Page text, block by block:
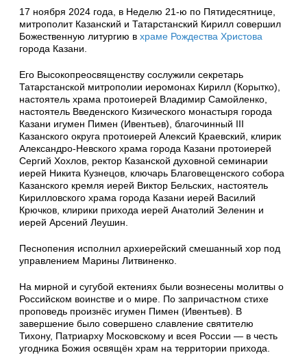
17 ноября 2024 года, в Неделю 21-ю по Пятидесятнице,
митрополит Казанский и Татарстанский Кирилл совершил
Божественную литургию в храме Рождества Христова
города Казани.
Его Высокопреосвященству сослужили секретарь
Татарстанской митрополии иеромонах Кирилл (Корытко),
настоятель храма протоиерей Владимир Самойленко,
настоятель Введенского Кизического монастыря города
Казани игумен Пимен (Ивентьев), благочинный III
Казанского округа протоиерей Алексий Краевский, клирик
Александро-Невского храма города Казани протоиерей
Сергий Хохлов, ректор Казанской духовной семинарии
иерей Никита Кузнецов, ключарь Благовещенского собора
Казанского кремля иерей Виктор Бельских, настоятель
Кирилловского храма города Казани иерей Василий
Крючков, клирики прихода иерей Анатолий Зеленин и
иерей Арсений Леушин.
Песнопения исполнил архиерейский смешанный хор под
управлением Марины Литвиненко.
На мирной и сугубой ектениях были вознесены молитвы о
Российском воинстве и о мире. По запричастном стихе
проповедь произнёс игумен Пимен (Ивентьев). В
завершение было совершено славление святителю
Тихону, Патриарху Московскому и всея России — в честь
угодника Божия освящён храм на территории прихода.